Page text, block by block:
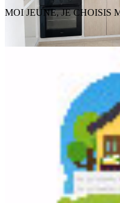
MOI JEUNE, JE CHOISIS